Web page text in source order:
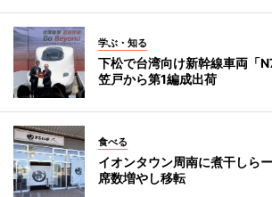
学ぶ・知る
下松で台湾向け新幹線車両
笠戸から第1編成出荷
食べる
イオンタウン周南に煮干しら
席数増やし移転